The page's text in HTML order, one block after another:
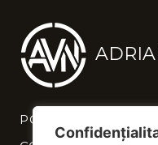
POLITICĂ DE